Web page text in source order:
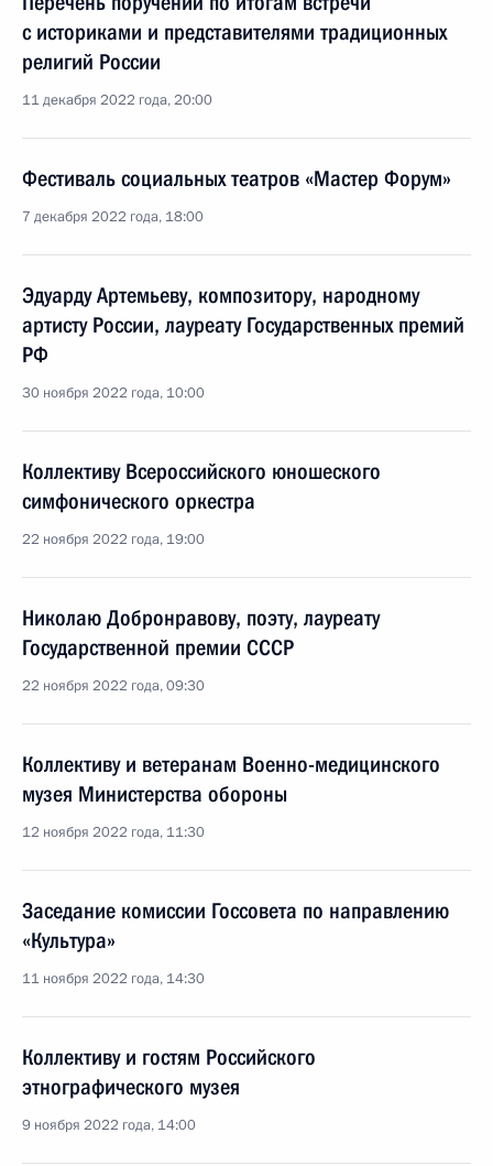
с историками и представителями традиционных
религий России
11 декабря 2022 года, 20:00
Фестиваль социальных театров «Мастер Форум»
7 декабря 2022 года, 18:00
Эдуарду Артемьеву, композитору, народному
артисту России, лауреату Государственных премий
РФ
30 ноября 2022 года, 10:00
Коллективу Всероссийского юношеского
симфонического оркестра
22 ноября 2022 года, 19:00
Николаю Добронравову, поэту, лауреату
Государственной премии СССР
22 ноября 2022 года, 09:30
Коллективу и ветеранам Военно-медицинского
музея Министерства обороны
12 ноября 2022 года, 11:30
Заседание комиссии Госсовета по направлению
«Культура»
11 ноября 2022 года, 14:30
Коллективу и гостям Российского
этнографического музея
9 ноября 2022 года, 14:00